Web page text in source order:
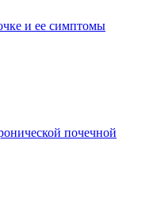
и ее симптомы
почечной